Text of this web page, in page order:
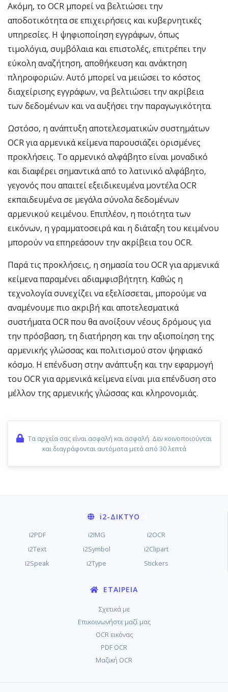
Ακόμη, το OCR μπορεί να βελτιώσει την
αποδοτικότητα σε επιχειρήσεις και κυβερνητικές
υπηρεσίες. Η ψηφιοποίηση εγγράφων, όπως
τιμολόγια, συμβόλαια και επιστολές, επιτρέπει την
εύκολη αναζήτηση, αποθήκευση και ανάκτηση
πληροφοριών. Αυτό μπορεί να μειώσει το κόστος
διαχείρισης εγγράφων, να βελτιώσει την ακρίβεια
των δεδομένων και να αυξήσει την παραγωγικότητα.
Ωστόσο, η ανάπτυξη αποτελεσματικών συστημάτων
OCR για αρμενικά κείμενα παρουσιάζει ορισμένες
προκλήσεις. Το αρμενικό αλφάβητο είναι μοναδικό
και διαφέρει σημαντικά από το λατινικό αλφάβητο,
γεγονός που απαιτεί εξειδικευμένα μοντέλα OCR
εκπαιδευμένα σε μεγάλα σύνολα δεδομένων
αρμενικού κειμένου. Επιπλέον, η ποιότητα των
εικόνων, η γραμματοσειρά και η διάταξη του κειμένου
μπορούν να επηρεάσουν την ακρίβεια του OCR.
Παρά τις προκλήσεις, η σημασία του OCR για αρμενικά
κείμενα παραμένει αδιαμφισβήτητη. Καθώς η
τεχνολογία συνεχίζει να εξελίσσεται, μπορούμε να
αναμένουμε πιο ακριβή και αποτελεσματικά
συστήματα OCR που θα ανοίξουν νέους δρόμους για
την πρόσβαση, τη διατήρηση και την αξιοποίηση της
αρμενικής γλώσσας και πολιτισμού στον ψηφιακό
κόσμο. Η επένδυση στην ανάπτυξη και την εφαρμογή
του OCR για αρμενικά κείμενα είναι μια επένδυση στο
μέλλον της αρμενικής γλώσσας και κληρονομιάς.
Τα αρχεία σας είναι ασφαλή και ασφαλή. Δεν κοινοποιούνται
και διαγράφονται αυτόματα μετά από 30 λεπτά
i2-ΔΊΚΤΥΟ
i2PDF i2IMG
i2OCR
i2Text
i2Symbol
i2Clipart
i2Speak
i2Type Stickers
ΕΤΑΙΡΕΊΑ
Σχετικά με
Επικοινωνήστε μαζί μας
OCR εικόνας
PDF OCR
Μαζική OCR